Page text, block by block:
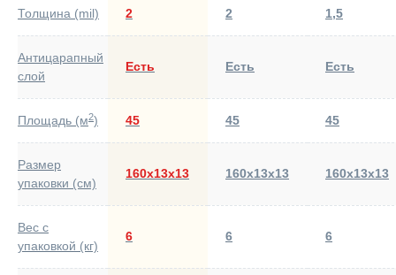
Толщина (mil) 2 2 1,5
Антицарапный
слой
Есть Есть Есть
Площадь (м2) 45 45 45
Размер
упаковки (см)
160х13х13 160х13х13 160х13х13
Вес с
упаковкой (кг)
6 6 6